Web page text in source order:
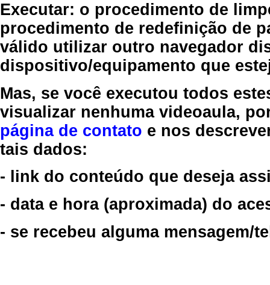
Executar: o procedimento de
procedimento de redefinição de
válido utilizar outro navegador
dispositivo/equipamento que
Mas, se você executou todos
visualizar nenhuma videoaula,
página de contato e nos
tais dados:
- link do conteúdo que deseja
- data e hora (aproximada) do
- se recebeu alguma mensagem/